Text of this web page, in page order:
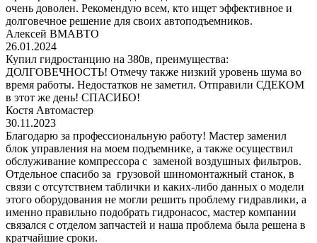
очень доволен. Рекомендую всем, кто ищет эффективное и
долговечное решение для своих автоподъемников.
Алексей ВМАВТО
26.01.2024
Купил гидростанцию на 380в, преимущества:
ДОЛГОВЕЧНОСТЬ! Отмечу также низкий уровень шума во
время работы. Недостатков не заметил. Отправили СДЕКОМ
в этот же день! СПАСИБО!
Костя Автомастер
30.11.2023
Благодарю за профессиональную работу! Мастер заменил
блок управления на моем подъемнике, а также осуществил
обслуживание компрессора с заменой воздушных фильтров.
Отдельное спасибо за грузовой шиномонтажный станок, в
связи с отсутствием таблички и каких-либо данных о модели
этого оборудования не могли решить проблему гидравлики, а
именно правильно подобрать гидронасос, мастер компании
связался с отделом запчастей и наша проблема была решена в
кратчайшие сроки.